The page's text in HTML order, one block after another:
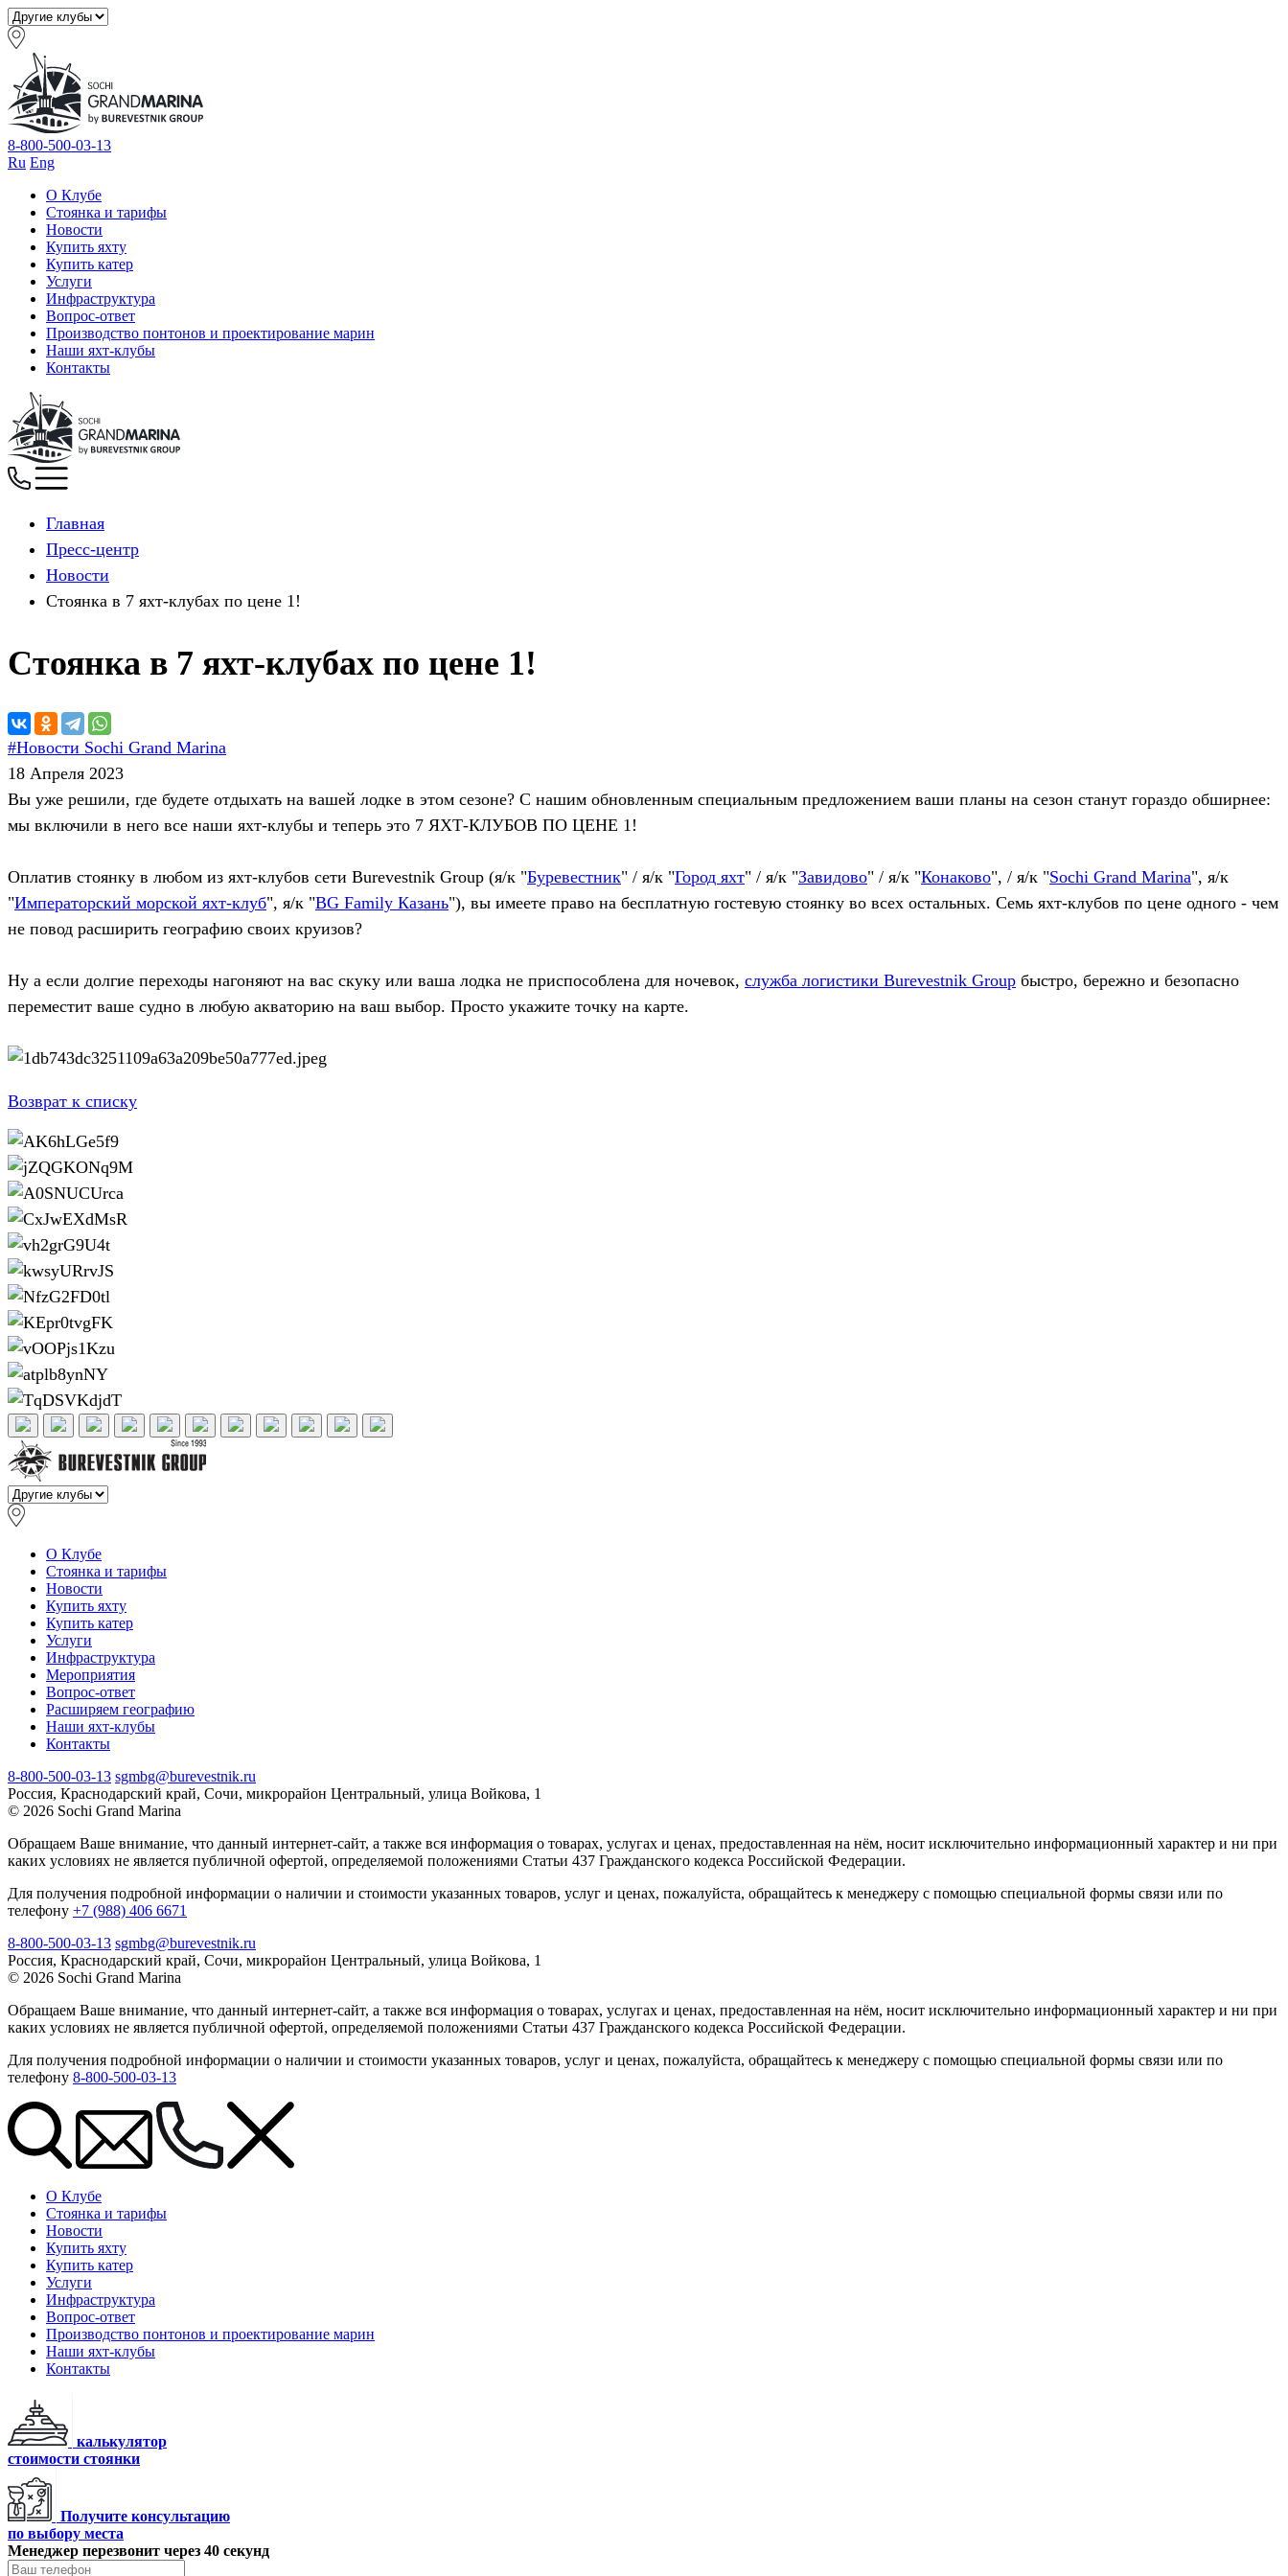
8-800-500-03-13
Ru Eng
О Клубе
Стоянка и тарифы
Новости
Купить яхту
Купить катер
Услуги
Инфраструктура
Вопрос-ответ
Производство понтонов и проектирование марин
Наши яхт-клубы
Контакты
Главная
Пресс-центр
Новости
Стоянка в 7 яхт-клубах по цене 1!
Стоянка в 7 яхт-клубах по цене 1!
#Новости Sochi Grand Marina
18 Апреля 2023
Вы уже решили, где будете отдыхать на вашей лодке в этом сезоне? C нашим обновленным специальным предложением ваши планы на сезон станут гораздо обширнее:
мы включили в него все наши яхт-клубы и теперь это 7 ЯХТ-КЛУБОВ ПО ЦЕНЕ 1!
Оплатив стоянку в любом из яхт-клубов сети Burevestnik Group (я/к "Буревестник" / я/к "Город яхт" / я/к "Завидово" / я/к "Конаково", / я/к "Sochi Grand Marina", я/к
"Императорский морской яхт-клуб", я/к "BG Family Казань"), вы имеете право на бесплатную гостевую стоянку во всех остальных. Семь яхт-клубов по цене одного - чем
не повод расширить географию своих круизов?
Ну а если долгие переходы нагоняют на вас скуку или ваша лодка не приспособлена для ночевок, служба логистики Burevestnik Group быстро, бережно и безопасно
переместит ваше судно в любую акваторию на ваш выбор. Просто укажите точку на карте.
Возврат к списку
О Клубе
Стоянка и тарифы
Новости
Купить яхту
Купить катер
Услуги
Инфраструктура
Мероприятия
Вопрос-ответ
Расширяем географию
Наши яхт-клубы
Контакты
8-800-500-03-13 sgmbg@burevestnik.ru
Россия, Краснодарский край, Сочи, микрорайон Центральный, улица Войкова, 1
© 2026 Sochi Grand Marina
Обращаем Ваше внимание, что данный интернет-сайт, а также вся информация о товарах, услугах и ценах, предоставленная на нём, носит исключительно информационный характер и ни при
каких условиях не является публичной офертой, определяемой положениями Статьи 437 Гражданского кодекса Российской Федерации.
Для получения подробной информации о наличии и стоимости указанных товаров, услуг и ценах, пожалуйста, обращайтесь к менеджеру с помощью специальной формы связи или по
телефону +7 (988) 406 6671
8-800-500-03-13 sgmbg@burevestnik.ru
Россия, Краснодарский край, Сочи, микрорайон Центральный, улица Войкова, 1
© 2026 Sochi Grand Marina
Обращаем Ваше внимание, что данный интернет-сайт, а также вся информация о товарах, услугах и ценах, предоставленная на нём, носит исключительно информационный характер и ни при
каких условиях не является публичной офертой, определяемой положениями Статьи 437 Гражданского кодекса Российской Федерации.
Для получения подробной информации о наличии и стоимости указанных товаров, услуг и ценах, пожалуйста, обращайтесь к менеджеру с помощью специальной формы связи или по
телефону 8-800-500-03-13
О Клубе
Стоянка и тарифы
Новости
Купить яхту
Купить катер
Услуги
Инфраструктура
Вопрос-ответ
Производство понтонов и проектирование марин
Наши яхт-клубы
Контакты
калькулятор
стоимости стоянки
Получите консультацию
по выбору места
Менеджер перезвонит через 40 секунд